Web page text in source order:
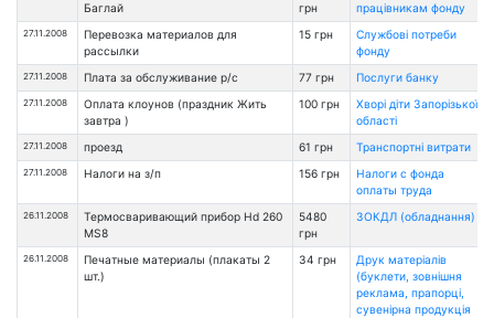
Баглай
грн
працівникам фонду
27.11.2008
Перевозка материалов для
рассылки
15 грн
Службові потреби
фонду
27.11.2008 Плата за обслуживание р/с 77 грн Послуги банку
27.11.2008
Оплата клоунов (праздник Жить
завтра )
100 грн
Хворі діти Запорізької
області
27.11.2008 проезд 61 грн Транспортні витрати
27.11.2008 Налоги на з/п 156 грн
Налоги с фонда
оплаты труда
26.11.2008
Термосваривающий прибор Hd 260
MS8
5480
грн
ЗОКДЛ (обладнання)
26.11.2008
Печатные материалы (плакаты 2
шт.)
34 грн
Друк матеріалів
(буклети, зовнішня
реклама, прапорці,
сувенірна продукція